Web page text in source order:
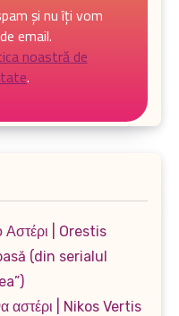
și nu îți vom
email.
noastră de
.
Αστέρι | Orestis
(din serialul
αστέρι | Nikos Vertis